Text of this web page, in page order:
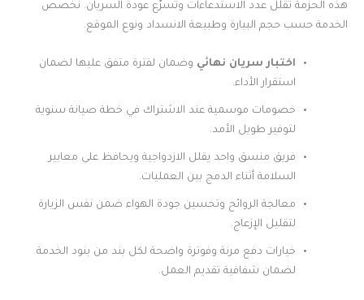
هذه الحزمة تقلل عدد الاستدعاءات وتسرّع عودة السريان. نخصص
الخدمة حسب حجم البيارة وطبيعة الانسداد ونوع الموقع.
اختبار سريان نهائي وضمان لفترة متفق عليها لضمان
استقرار الأداء.
خصومات موسمية عند الاشتراك في خطة صيانة سنوية
لتوفير طويل الأمد.
فريق منسق واحد يقلل الازدواجية ويحافظ على معايير
السلامة أثناء الدمج بين العمليات.
معالجة الروائح وتحسين جودة الهواء ضمن نفس الزيارة
لتقليل الإزعاج.
خيارات دفع مرنة وفوترة واضحة لكل بند من بنود الخدمة
لضمان شفافية تقديم العمل.